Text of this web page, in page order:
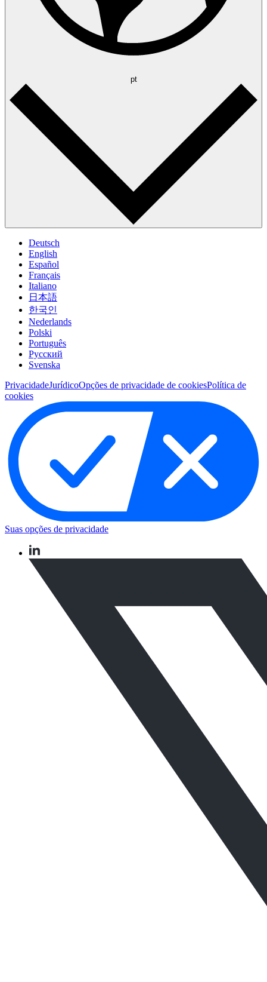
pt
Deutsch
English
Español
Français
Italiano
日本語
한국인
Nederlands
Polski
Português
Pусский
Svenska
PrivacidadeJurídicoOpções de privacidade de cookiesPolítica de
cookies
Suas opções de privacidade